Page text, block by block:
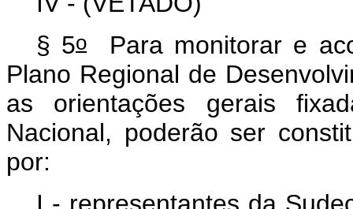
§ 5oPara monitorar e
Plano Regional de
as orientações gerais
Nacional, poderão ser
por: